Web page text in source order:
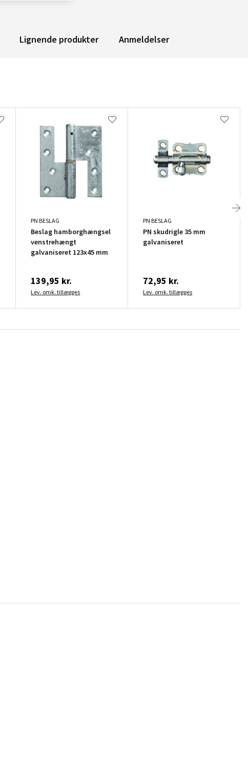
Lignende produkter Anmeldelser
PN BESLAG
Beslag hamborghængsel
venstrehængt
galvaniseret 123x45 mm
139,95 kr.
Lev. omk. tillægges
PN BESLAG
PN skudrigle 35 mm
galvaniseret
72,95 kr.
Lev. omk. tillægges